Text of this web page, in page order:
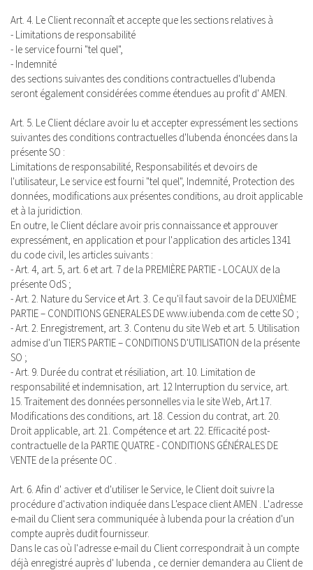
Art. 4. Le Client reconnaît et accepte que les sections relatives à
- Limitations de responsabilité
- le service fourni "tel quel",
- Indemnité
des sections suivantes des conditions contractuelles d'Iubenda
seront également considérées comme étendues au profit d' AMEN.
Art. 5. Le Client déclare avoir lu et accepter expressément les sections
suivantes des conditions contractuelles d'Iubenda énoncées dans la
présente SO :
Limitations de responsabilité, Responsabilités et devoirs de
l'utilisateur, Le service est fourni "tel quel", Indemnité, Protection des
données, modifications aux présentes conditions, au droit applicable
et à la juridiction.
En outre, le Client déclare avoir pris connaissance et approuver
expressément, en application et pour l'application des articles 1341
du code civil, les articles suivants :
- Art. 4, art. 5, art. 6 et art. 7 de la PREMIÈRE PARTIE - LOCAUX de la
présente OdS ;
- Art. 2. Nature du Service et Art. 3. Ce qu'il faut savoir de la DEUXIÈME
PARTIE – CONDITIONS GENERALES DE www.iubenda.com de cette SO ;
- Art. 2. Enregistrement, art. 3. Contenu du site Web et art. 5. Utilisation
admise d'un TIERS PARTIE – CONDITIONS D'UTILISATION de la présente
SO ;
- Art. 9. Durée du contrat et résiliation, art. 10. Limitation de
responsabilité et indemnisation, art. 12 Interruption du service, art.
15. Traitement des données personnelles via le site Web, Art.17.
Modifications des conditions, art. 18. Cession du contrat, art. 20.
Droit applicable, art. 21. Compétence et art. 22. Efficacité post-
contractuelle de la PARTIE QUATRE - CONDITIONS GÉNÉRALES DE
VENTE de la présente OC .
Art. 6. Afin d' activer et d'utiliser le Service, le Client doit suivre la
procédure d'activation indiquée dans L'espace client AMEN . L'adresse
e-mail du Client sera communiquée à Iubenda pour la création d'un
compte auprès dudit fournisseur.
Dans le cas où l'adresse e-mail du Client correspondrait à un compte
déjà enregistré auprès d' Iubenda , ce dernier demandera au Client de